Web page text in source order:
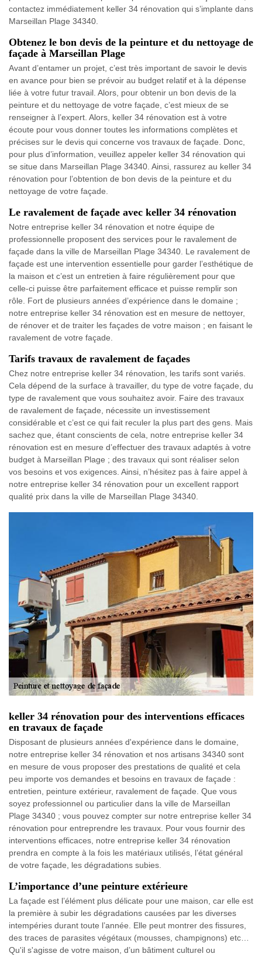
contactez immédiatement keller 34 rénovation qui s’implante dans
Marseillan Plage 34340.
Obtenez le bon devis de la peinture et du nettoyage de
façade à Marseillan Plage
Avant d’entamer un projet, c’est très important de savoir le devis
en avance pour bien se prévoir au budget relatif et à la dépense
liée à votre futur travail. Alors, pour obtenir un bon devis de la
peinture et du nettoyage de votre façade, c’est mieux de se
renseigner à l’expert. Alors, keller 34 rénovation est à votre
écoute pour vous donner toutes les informations complètes et
précises sur le devis qui concerne vos travaux de façade. Donc,
pour plus d’information, veuillez appeler keller 34 rénovation qui
se situe dans Marseillan Plage 34340. Ainsi, rassurez au keller 34
rénovation pour l’obtention de bon devis de la peinture et du
nettoyage de votre façade.
Le ravalement de façade avec keller 34 rénovation
Notre entreprise keller 34 rénovation et notre équipe de
professionnelle proposent des services pour le ravalement de
façade dans la ville de Marseillan Plage 34340. Le ravalement de
façade est une intervention essentielle pour garder l’esthétique de
la maison et c’est un entretien à faire régulièrement pour que
celle-ci puisse être parfaitement efficace et puisse remplir son
rôle. Fort de plusieurs années d’expérience dans le domaine ;
notre entreprise keller 34 rénovation est en mesure de nettoyer,
de rénover et de traiter les façades de votre maison ; en faisant le
ravalement de votre façade.
Tarifs travaux de ravalement de façades
Chez notre entreprise keller 34 rénovation, les tarifs sont variés.
Cela dépend de la surface à travailler, du type de votre façade, du
type de ravalement que vous souhaitez avoir. Faire des travaux
de ravalement de façade, nécessite un investissement
considérable et c’est ce qui fait reculer la plus part des gens. Mais
sachez que, étant conscients de cela, notre entreprise keller 34
rénovation est en mesure d’effectuer des travaux adaptés à votre
budget à Marseillan Plage ; des travaux qui sont réaliser selon
vos besoins et vos exigences. Ainsi, n’hésitez pas à faire appel à
notre entreprise keller 34 rénovation pour un excellent rapport
qualité prix dans la ville de Marseillan Plage 34340.
keller 34 rénovation pour des interventions efficaces
en travaux de façade
Disposant de plusieurs années d'expérience dans le domaine,
notre entreprise keller 34 rénovation et nos artisans 34340 sont
en mesure de vous proposer des prestations de qualité et cela
peu importe vos demandes et besoins en travaux de façade :
entretien, peinture extérieur, ravalement de façade. Que vous
soyez professionnel ou particulier dans la ville de Marseillan
Plage 34340 ; vous pouvez compter sur notre entreprise keller 34
rénovation pour entreprendre les travaux. Pour vous fournir des
interventions efficaces, notre entreprise keller 34 rénovation
prendra en compte à la fois les matériaux utilisés, l’état général
de votre façade, les dégradations subies.
L’importance d’une peinture extérieure
La façade est l’élément plus délicate pour une maison, car elle est
la première à subir les dégradations causées par les diverses
intempéries durant toute l’année. Elle peut montrer des fissures,
des traces de parasites végétaux (mousses, champignons) etc…
Qu'il s'agisse de votre maison, d’un bâtiment culturel ou